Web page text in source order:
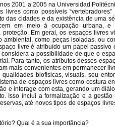
2001 a 2005 na Universidad
como possíveis “vertebradores”
das cidades e da existência de uma
em meio à ocupação urbana, e
Em geral, os espaços livres
como peças isoladas, ou
livre é atribuído um papel passivo
a possibilidade de que o
Para tanto, os atributos desses
mais convenientes em permanecer
biofísicas, visuais, seu
de espaços livres como costura
e interage com esta, gerando um
Isso inclui a formalização e a gestão
até novos tipos de espaços
Qual é a sua importância?